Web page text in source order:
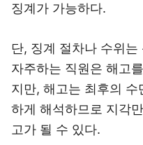
징계가 가능하다.
단, 징계 절차나 수위
자주하는 직원은 해고
지만, 해고는 최후의
하게 해석하므로 지각
고가 될 수 있다.